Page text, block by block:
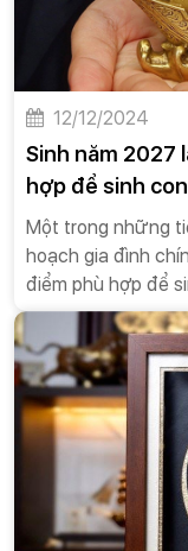
12/12/2024
Sinh năm 2027
hợp để sinh
Một trong những
hoạch gia đình
điểm phù hợp để
và tử vi vận mệnh
hết. Vậy năm 2027
nào? Bài viết sau
thú vị về năm
những người sinh